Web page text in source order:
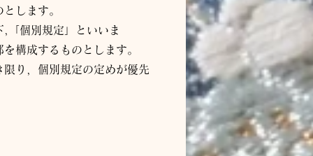
します。
「個別規定」といいま
構成するものとします。
り，個別規定の定めが優先